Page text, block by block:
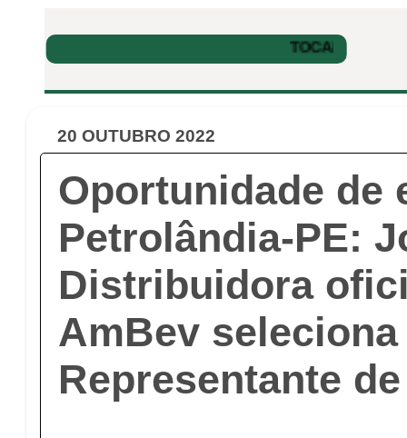
20 OUTUBRO 2022
Oportunidade de
Petrolândia-PE:
Distribuidora
AmBev seleciona
Representante